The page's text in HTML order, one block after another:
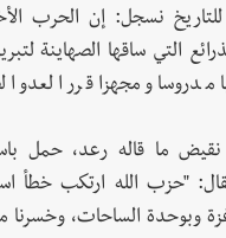
نسجل:‏ إن الحرب
التي ساقها الصهاينة
مدروسا ومجهزا قرر العدو
نقيض ما قاله رعد، حمل
"حزب الله ارتكب خطأ
وبوحدة الساحات، وخسرنا